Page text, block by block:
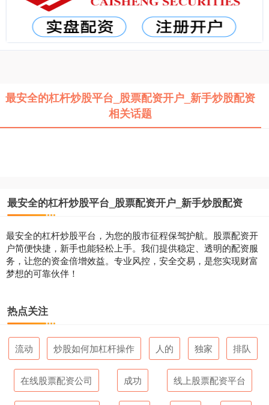
最安全的杠杆炒股平台_股票配资开户_新手炒股配资
相关话题
最安全的杠杆炒股平台_股票配资开户_新手炒股配资
最安全的杠杆炒股平台，为您的股市征程保驾护航。股票配资开
户简便快捷，新手也能轻松上手。我们提供稳定、透明的配资服
务，让您的资金倍增效益。专业风控，安全交易，是您实现财富
梦想的可靠伙伴！
热点关注
流动 炒股如何加杠杆操作 人的 独家 排队
在线股票配资公司 成功 线上股票配资平台